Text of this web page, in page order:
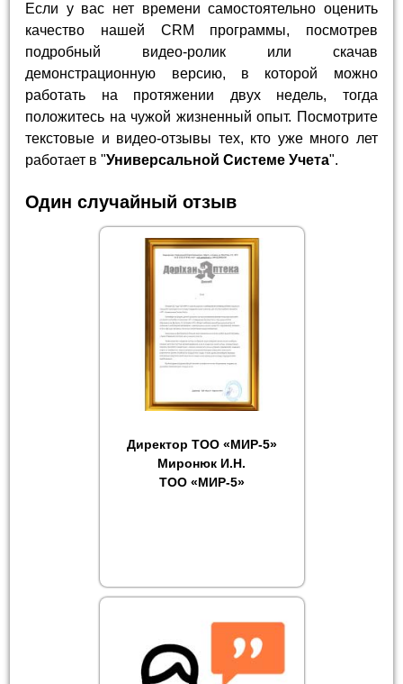
Если у вас нет времени самостоятельно оценить
качество нашей CRM программы, посмотрев
подробный видео-ролик или скачав
демонстрационную версию, в которой можно
работать на протяжении двух недель, тогда
положитесь на чужой жизненный опыт. Посмотрите
текстовые и видео-отзывы тех, кто уже много лет
работает в "Универсальной Системе Учета".
Один случайный отзыв
Директор ТОО «МИР-5»
Миронюк И.Н.
ТОО «МИР-5»